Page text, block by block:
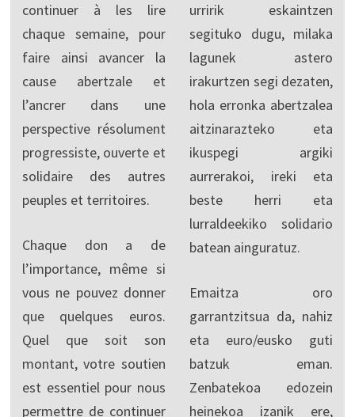
continuer à les lire
chaque semaine, pour
faire ainsi avancer la
cause abertzale et
l’ancrer dans une
perspective résolument
progressiste, ouverte et
solidaire des autres
peuples et territoires.
Chaque don a de
l’importance, même si
vous ne pouvez donner
que quelques euros.
Quel que soit son
montant, votre soutien
est essentiel pour nous
permettre de continuer
urririk eskaintzen
segituko dugu, milaka
lagunek astero
irakurtzen segi dezaten,
hola erronka abertzalea
aitzinarazteko eta
ikuspegi argiki
aurrerakoi, ireki eta
beste herri eta
lurraldeekiko solidario
batean ainguratuz.
Emaitza oro
garrantzitsua da, nahiz
eta euro/eusko guti
batzuk eman.
Zenbatekoa edozein
heinekoa izanik ere,